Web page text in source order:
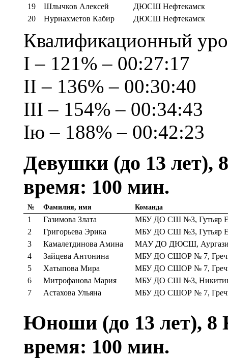
19
Шлычков Алексей
ДЮСШ Нефтекамск
20
Нуриахметов Кабир ДЮСШ Нефтекамск
Квалификационный
I – 121% – 00:27:17
II – 136% – 00:30:40
III – 154% – 00:34:43
Iю – 188% – 00:42:23
Девушки (до 13 лет),
время: 100 мин.
№ Фамилия, имя Команда
1 Газимова Злата
МБУ ДО СШ №3, Гутьяр
2
Григорьева Эрика
МБУ ДО СШ №3, Гутьяр
3
Камалетдинова Амина
МАУ ДО ДЮСШ,
4
Зайцева Антонина
МБУ ДО СШОР № 7,
5
Хатыпова Мира
МБУ ДО СШОР № 7,
6
Митрофанова Мария
МБУ ДО СШ №3,
7
Астахова Ульяна МБУ ДО СШОР № 7,
Юноши (до 13 лет), 8
время: 100 мин.